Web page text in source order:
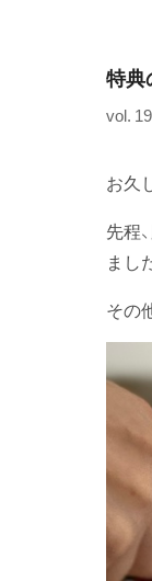
特典
vol. 19
お久
先程
まし
その